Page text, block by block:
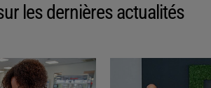
les dernières actualités